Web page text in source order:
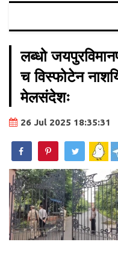
लब्धो
च विस्फोटेन
मेलसंदेशः
26 Jul 2025 18:35:31